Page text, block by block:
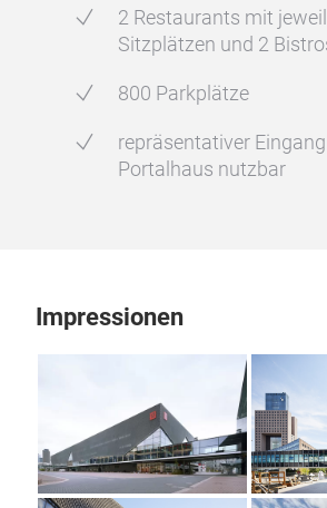
2 Restaurants mit
Sitzplätzen und 2
800 Parkplätze
repräsentativer Eingang
Portalhaus nutzbar
Impressionen